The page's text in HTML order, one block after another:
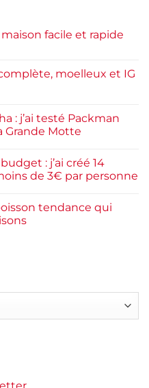
facile et rapide
moelleux et IG
: j’ai testé Packman
Grande Motte
: j’ai créé 14
de 3€ par personne
tendance qui